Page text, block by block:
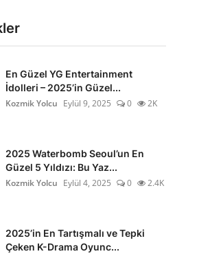
En Güzel YG Entertainment
İdolleri – 2025’in Güzel...
Kozmik Yolcu Eylül 9, 2025 0 2K
2025 Waterbomb Seoul’un En
Güzel 5 Yıldızı: Bu Yaz...
Kozmik Yolcu Eylül 4, 2025 0 2.4K
2025’in En Tartışmalı ve Tepki
Çeken K-Drama Oyunc...